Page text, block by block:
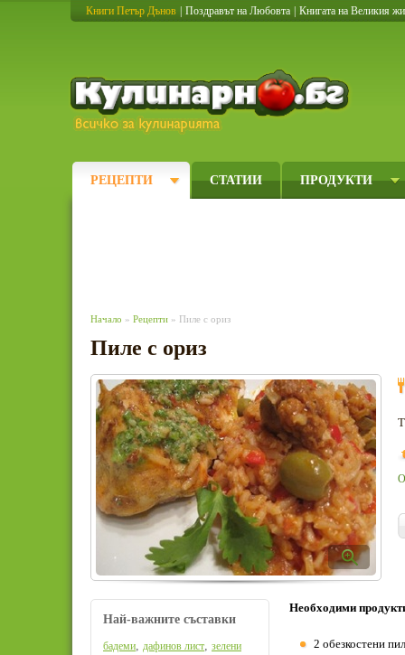
Книги Петър Дънов Поздравът на Любовта Книгата на Великия
РЕЦЕПТИ СТАТИИ ПРОДУКТИ
Начало » Рецепти » Пиле с ориз
Пиле с ориз
Необходими
2 обезкостени
Най-важните съставки
бадеми, дафинов лист, зелени